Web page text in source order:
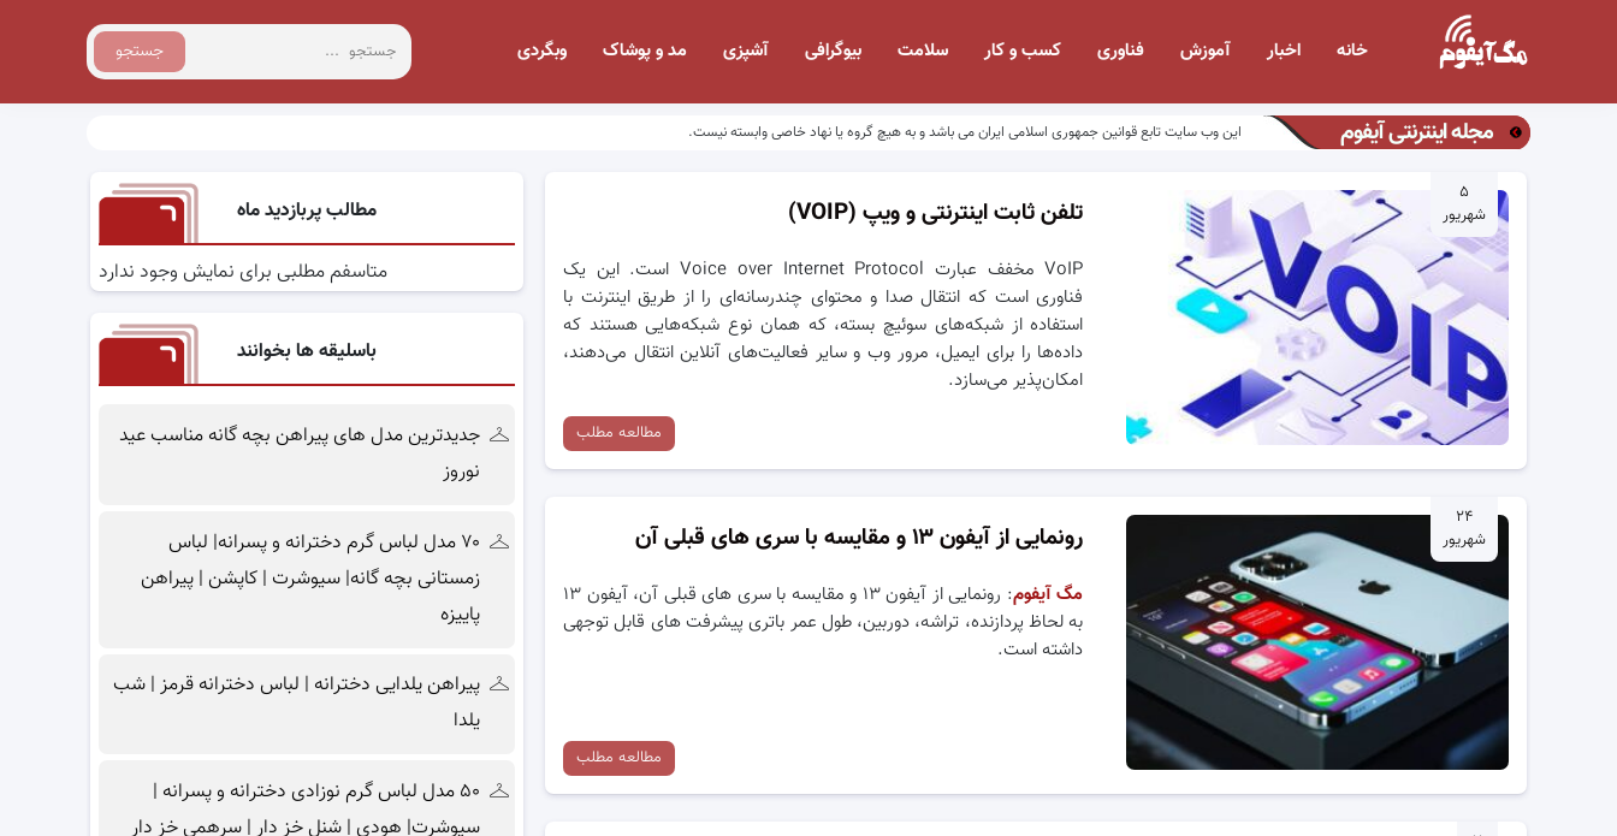
جستجو خانه اخبار آموزش فناوری کسب و کار سلامت بیوگرافی آشپزی مد و پوشاک وبگردی
مجله اینترنتی آیفوم این وب سایت تابع قوانین جمهوری اسلامی ایران می باشد و به هیچ گروه یا نهاد خاصی وابسته نیست.
۵
شهریور
تلفن ثابت اینترنتی و ویپ (VOIP)
VoIP مخفف عبارت Voice over Internet Protocol است. این یک
فناوری است که انتقال صدا و محتوای چندرسانه‌ای را از طریق اینترنت با
استفاده از شبکه‌های سوئیچ بسته، که همان نوع شبکه‌هایی هستند که
داده‌ها را برای ایمیل، مرور وب و سایر فعالیت‌های آنلاین انتقال می‌دهند،
امکان‌پذیر می‌سازد.
مطالعه مطلب
۲۴
شهریور
رونمایی از آیفون ۱۳ و مقایسه با سری های قبلی آن
مگ آیفوم
: رونمایی از آیفون ۱۳ و مقایسه با سری های قبلی آن، آیفون ۱۳
به لحاظ پردازنده، تراشه، دوربین، طول عمر باتری پیشرفت های قابل توجهی
داشته است.
مطالعه مطلب
مطالب پربازدید ماه
متاسفم مطلبی برای نمایش وجود ندارد
باسلیقه ها بخوانند
جدیدترین مدل های پیراهن بچه گانه مناسب عید
نوروز
۷۰ مدل لباس گرم دخترانه و پسرانه| لباس
زمستانی بچه گانه| سیوشرت | کاپشن | پیراهن
پاییزه
پیراهن یلدایی دخترانه | لباس دخترانه قرمز | شب
یلدا
۵۰ مدل لباس گرم نوزادی دخترانه و پسرانه |
سیوشرت| هودی | شنل خز دار | سرهمی خز دار